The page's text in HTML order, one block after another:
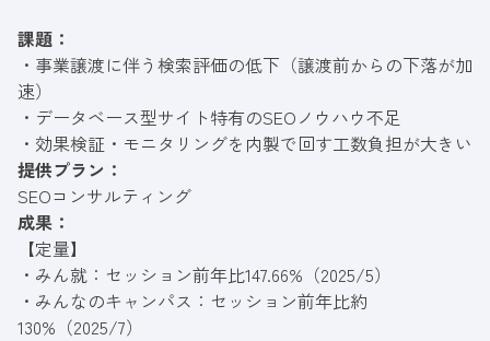
課題：
・事業譲渡に伴う検索評価の低下（譲渡前からの下落が加
速）
・データベース型サイト特有のSEOノウハウ不足
・効果検証・モニタリングを内製で回す工数負担が大きい
提供プラン：
SEOコンサルティング
成果：
【定量】
・みん就：セッション前年比147.66%（2025/5）
・みんなのキャンパス：セッション前年比約
130%（2025/7）